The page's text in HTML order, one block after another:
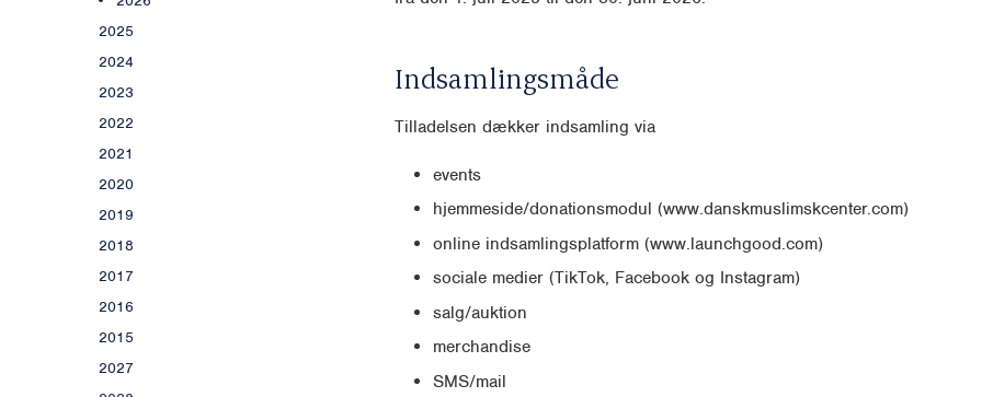
2025
2024
2023
2022
2021
2020
2019
2018
2017
2016
2015
2027
Indsamlingsmåde
Tilladelsen dækker indsamling via
events
hjemmeside/donationsmodul (www.danskmuslimskcenter.com)
online indsamlingsplatform (www.launchgood.com)
sociale medier (TikTok, Facebook og Instagram)
salg/auktion
merchandise
SMS/mail